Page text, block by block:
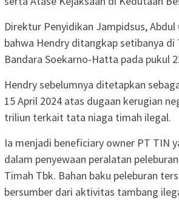
Direktur Penyidikan Jampidsus, Abdul
bahwa Hendry ditangkap setibanya di
Bandara Soekarno-Hatta pada pukul
Hendry sebelumnya ditetapkan
15 April 2024 atas dugaan kerugian
triliun terkait tata niaga timah ilegal.
Ia menjadi beneficiary owner PT TIN
dalam penyewaan peralatan
Timah Tbk. Bahan baku peleburan
bersumber dari aktivitas tambang